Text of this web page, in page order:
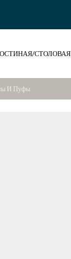
СТОЛОВАЯ
И Пуфы